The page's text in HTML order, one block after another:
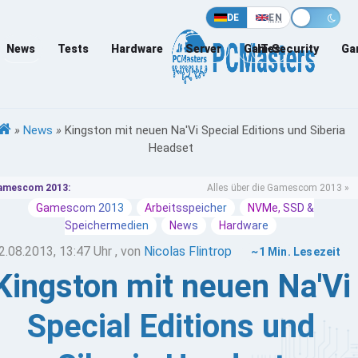
DE EN
News Tests Hardware Server Games
IT-Security
» News » Kingston mit neuen Na'Vi Special Editions und Siberia
Headset
2013: Alles über die Gamescom 2013 »
Gamescom 2013 Arbeitsspeicher
NVMe, SSD &
Speichermedien
News Hardware
13:47 Uhr , von Nicolas Flintrop ~1 Min. Lesezeit
mit neuen Na'Vi
Special Editions und